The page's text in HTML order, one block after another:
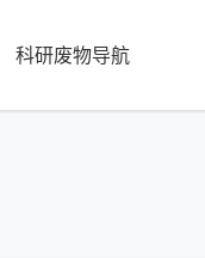
科研废物导航